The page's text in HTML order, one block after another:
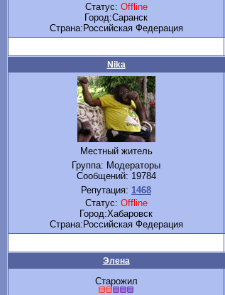
Статус: Offline
Город:Саранск
Cтрана:Российская Федерация
Nika
Местный житель
Группа: Модераторы
Сообщений: 19784
Репутация: 1468
Статус: Offline
Город:Хабаровск
Cтрана:Российская Федерация
Элена
Старожил